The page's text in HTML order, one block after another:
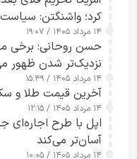
کرد؛ واشنگتن:
۱۴ مرداد ۱۴۰۵ / ۱۹:۰۷
حسن روحانی: برخی
نزدیک‌تر شدن ظهور
۱۴ مرداد ۱۴۰۵ / ۱۵:۴۹
آخرین قیمت طلا و سکه در 14
۱۴ مرداد ۱۴۰۵ / ۱۲:۱۵
اپل با طرح اجاره‌ای
آسان‌تر می‌کند
۱۴ مرداد ۱۴۰۵ / ۱۰:۰۵